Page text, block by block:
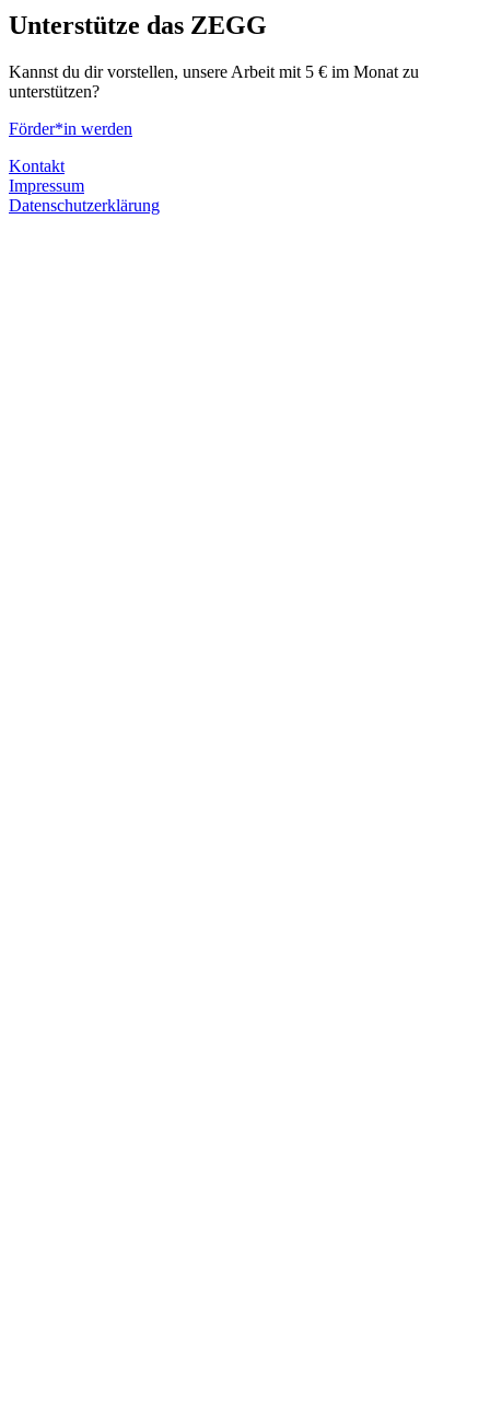
Unterstütze das ZEGG
Kannst du dir vorstellen, unsere Arbeit mit 5 € im Monat zu
unterstützen?
Förder*in werden
Kontakt
Impressum
Datenschutzerklärung